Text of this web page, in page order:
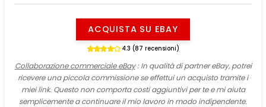
ACQUISTA SU EBAY
4.3 (87 recensioni)
Collaborazione commerciale eBay: In qualità di partner eBay, potrei
ricevere una piccola commissione se effettui un acquisto tramite i
miei link. Questo non comporta costi aggiuntivi per te e mi aiuta
semplicemente a continuare il mio lavoro in modo indipendente.